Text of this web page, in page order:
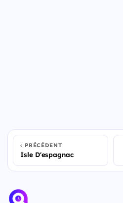
PRÉCÉDENT
Isle D'espagnac